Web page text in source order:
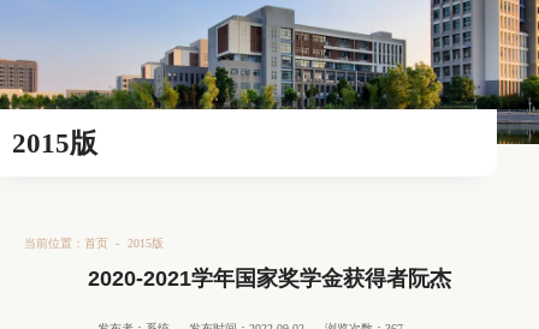
2015版
当前位置： 首页 - 2015版
2020-2021学年国家奖学金获得者阮杰